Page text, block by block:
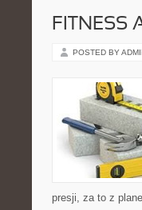
FITNESS
POSTED BY
presji, za to z